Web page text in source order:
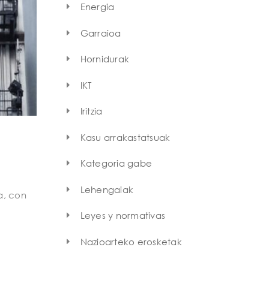
con
Energia
Garraioa
Hornidurak
IKT
Iritzia
Kasu arrakastatsuak
Kategoria gabe
Lehengaiak
Leyes y normativas
Nazioarteko erosketak